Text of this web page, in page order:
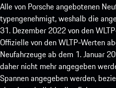
Alle von Porsche angebotenen
typengenehmigt, weshalb die
31. Dezember 2022 von den
Offizielle von den WLTP-Werten
Neufahrzeuge ab dem 1. Januar
daher nicht mehr angegeben
Spannen angegeben werden,